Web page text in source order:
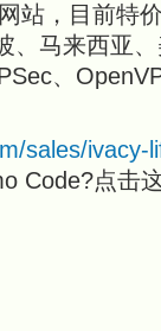
站，目前特
、马来西亚
、
sales/ivacy-
Code?点击